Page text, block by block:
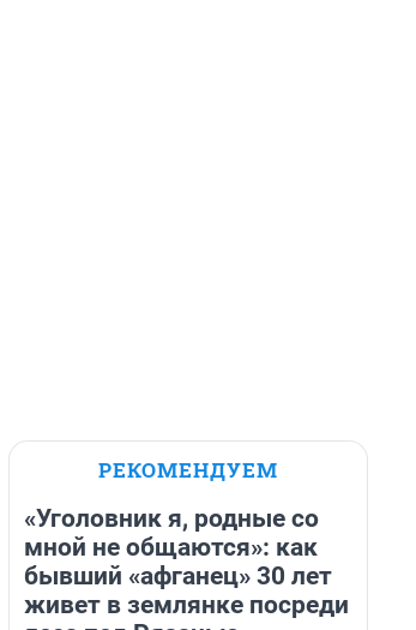
РЕКОМЕНДУЕМ
«Уголовник я, родные со
мной не общаются»: как
бывший «афганец» 30 лет
живет в землянке посреди